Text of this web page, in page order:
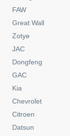
FAW
Great Wall
Zotye
JAC
Dongfeng
GAC
Kia
Chevrolet
Citroen
Datsun